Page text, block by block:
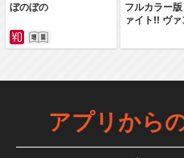
ぼのぼの
フルカラー
ァイト‼ ヴァ
アプリから